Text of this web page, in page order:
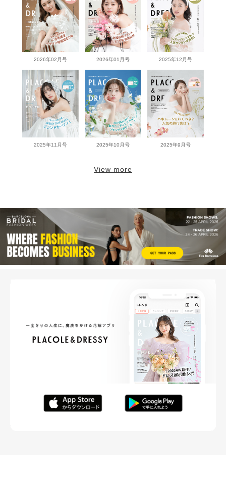
2026年02月号 2026年01月号 2025年12月号
2025年11月号 2025年10月号 2025年9月号
View more